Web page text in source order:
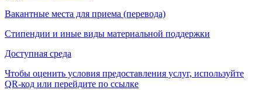
Вакантные места для приема (перевода)
Стипендии и иные виды материальной поддержки
Доступная среда
Чтобы оценить условия предоставления услуг, используйте
QR-код или перейдите по ссылке